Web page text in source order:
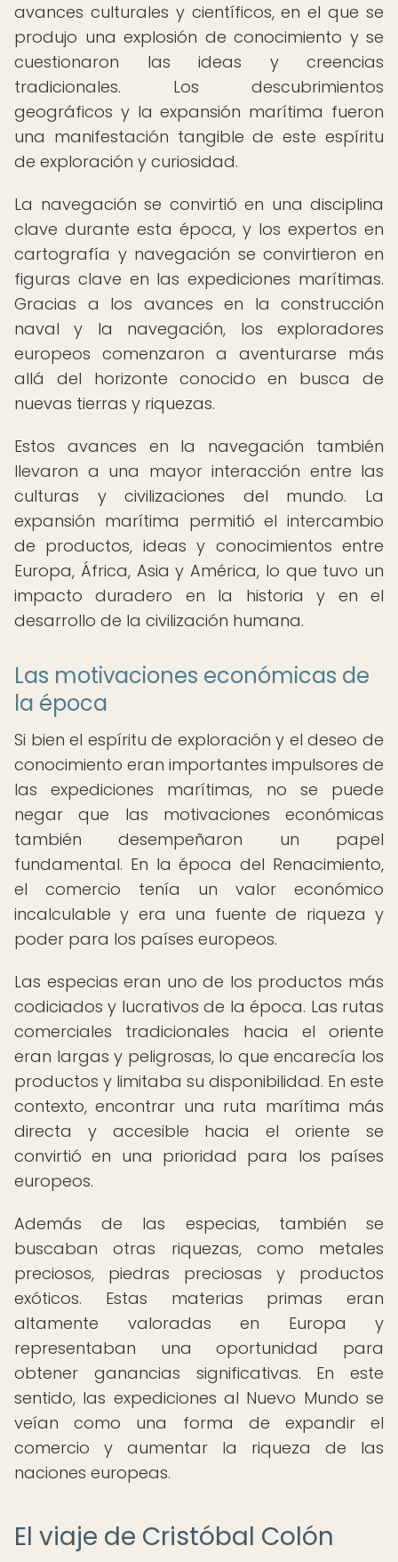
avances culturales y científicos, en el que se
produjo una explosión de conocimiento y se
cuestionaron las ideas y creencias
tradicionales. Los descubrimientos
geográficos y la expansión marítima fueron
una manifestación tangible de este espíritu
de exploración y curiosidad.
La navegación se convirtió en una disciplina
clave durante esta época, y los expertos en
cartografía y navegación se convirtieron en
figuras clave en las expediciones marítimas.
Gracias a los avances en la construcción
naval y la navegación, los exploradores
europeos comenzaron a aventurarse más
allá del horizonte conocido en busca de
nuevas tierras y riquezas.
Estos avances en la navegación también
llevaron a una mayor interacción entre las
culturas y civilizaciones del mundo. La
expansión marítima permitió el intercambio
de productos, ideas y conocimientos entre
Europa, África, Asia y América, lo que tuvo un
impacto duradero en la historia y en el
desarrollo de la civilización humana.
Las motivaciones económicas de
la época
Si bien el espíritu de exploración y el deseo de
conocimiento eran importantes impulsores de
las expediciones marítimas, no se puede
negar que las motivaciones económicas
también desempeñaron un papel
fundamental. En la época del Renacimiento,
el comercio tenía un valor económico
incalculable y era una fuente de riqueza y
poder para los países europeos.
Las especias eran uno de los productos más
codiciados y lucrativos de la época. Las rutas
comerciales tradicionales hacia el oriente
eran largas y peligrosas, lo que encarecía los
productos y limitaba su disponibilidad. En este
contexto, encontrar una ruta marítima más
directa y accesible hacia el oriente se
convirtió en una prioridad para los países
europeos.
Además de las especias, también se
buscaban otras riquezas, como metales
preciosos, piedras preciosas y productos
exóticos. Estas materias primas eran
altamente valoradas en Europa y
representaban una oportunidad para
obtener ganancias significativas. En este
sentido, las expediciones al Nuevo Mundo se
veían como una forma de expandir el
comercio y aumentar la riqueza de las
naciones europeas.
El viaje de Cristóbal Colón